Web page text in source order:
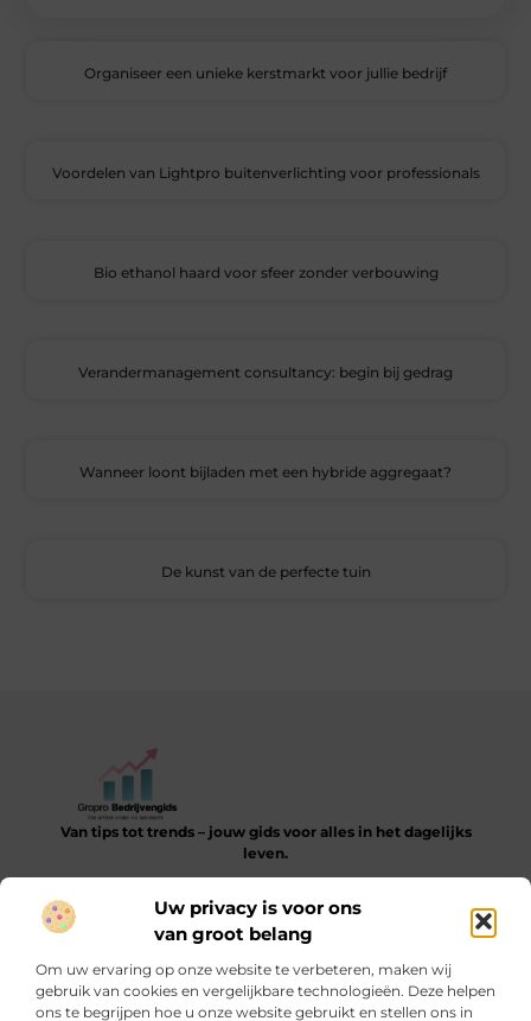
Uw privacy is voor ons
van groot belang
Om uw ervaring op onze website te verbeteren, maken wij
gebruik van cookies en vergelijkbare technologieën. Deze helpen
ons te begrijpen hoe u onze website gebruikt en stellen ons in
Organiseer een unieke kerstmarkt voor jullie bedrijf
Voordelen van Lightpro buitenverlichting voor professionals
Bio ethanol haard voor sfeer zonder verbouwing
Verandermanagement consultancy: begin bij gedrag
Wanneer loont bijladen met een hybride aggregaat?
De kunst van de perfecte tuin
Van tips tot trends – jouw gids voor alles in het dagelijks
leven.
helpen bij het ontdekken, leren en verbeteren van je dagelijkse
routine.
Bericht categorie